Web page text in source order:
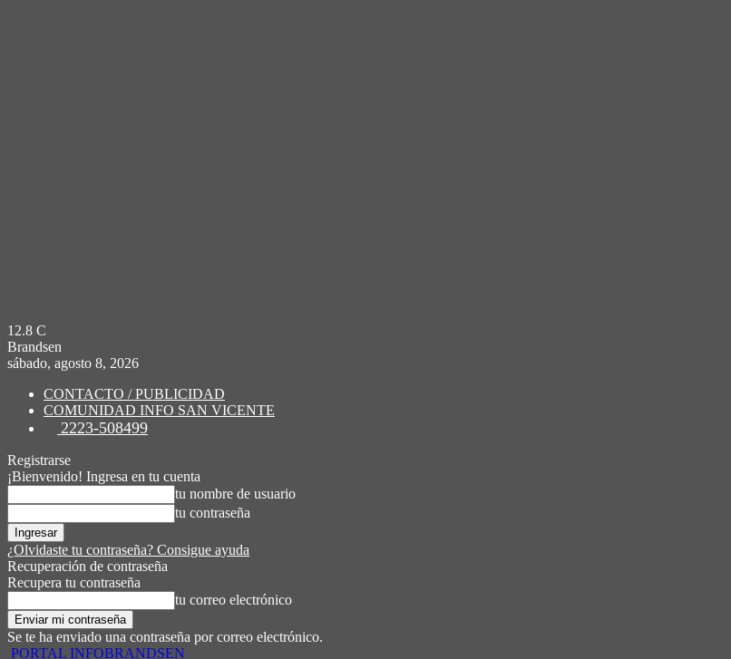
12.8 C
Brandsen
sábado, agosto 8, 2026
CONTACTO / PUBLICIDAD
COMUNIDAD INFO SAN VICENTE
2223-508499
Registrarse
¡Bienvenido! Ingresa en tu cuenta
tu nombre de usuario
tu contraseña
¿Olvidaste tu contraseña? Consigue ayuda
Recuperación de contraseña
Recupera tu contraseña
tu correo electrónico
Se te ha enviado una contraseña por correo electrónico.
PORTAL INFOBRANDSEN